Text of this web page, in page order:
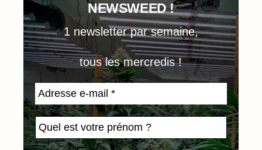
NEWSWEED !
1 newsletter par semaine,
tous les mercredis !